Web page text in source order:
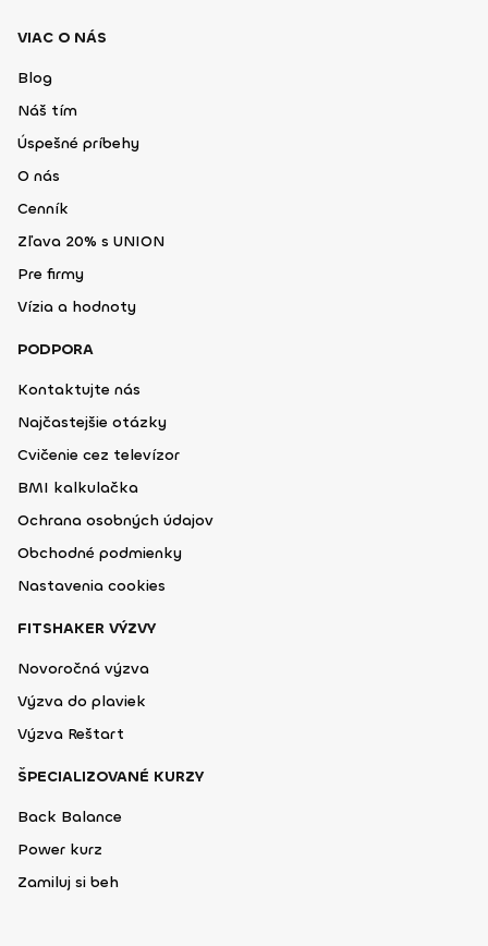
VIAC O NÁS
Blog
Náš tím
Úspešné príbehy
O nás
Cenník
Zľava 20% s UNION
Pre firmy
Vízia a hodnoty
PODPORA
Kontaktujte nás
Najčastejšie otázky
Cvičenie cez televízor
BMI kalkulačka
Ochrana osobných údajov
Obchodné podmienky
Nastavenia cookies
FITSHAKER VÝZVY
Novoročná výzva
Výzva do plaviek
Výzva Reštart
ŠPECIALIZOVANÉ KURZY
Back Balance
Power kurz
Zamiluj si beh